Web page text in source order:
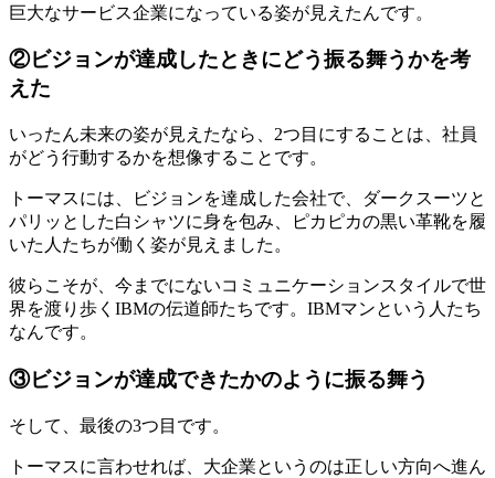
巨大なサービス企業になっている姿が見えたんです。
②ビジョンが達成したときにどう振る舞うかを考
えた
いったん未来の姿が見えたなら、2つ目にすることは、社員
がどう行動するかを想像することです。
トーマスには、ビジョンを達成した会社で、ダークスーツと
パリッとした白シャツに身を包み、ピカピカの黒い革靴を履
いた人たちが働く姿が見えました。
彼らこそが、今までにないコミュニケーションスタイルで世
界を渡り歩くIBMの伝道師たちです。IBMマンという人たち
なんです。
③ビジョンが達成できたかのように振る舞う
そして、最後の3つ目です。
トーマスに言わせれば、大企業というのは正しい方向へ進ん